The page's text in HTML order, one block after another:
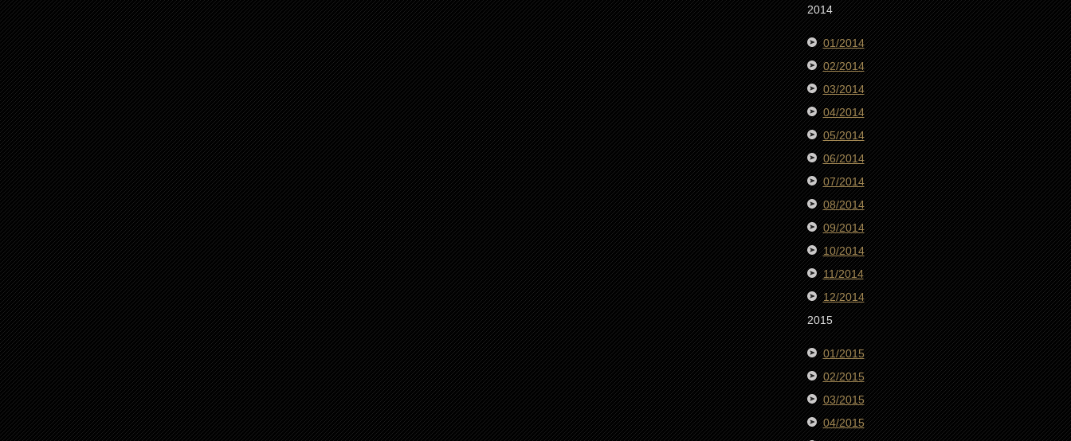
2014
01/2014
02/2014
03/2014
04/2014
05/2014
06/2014
07/2014
08/2014
09/2014
10/2014
11/2014
12/2014
2015
01/2015
02/2015
03/2015
04/2015